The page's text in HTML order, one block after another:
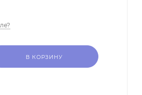
В КОРЗИНУ